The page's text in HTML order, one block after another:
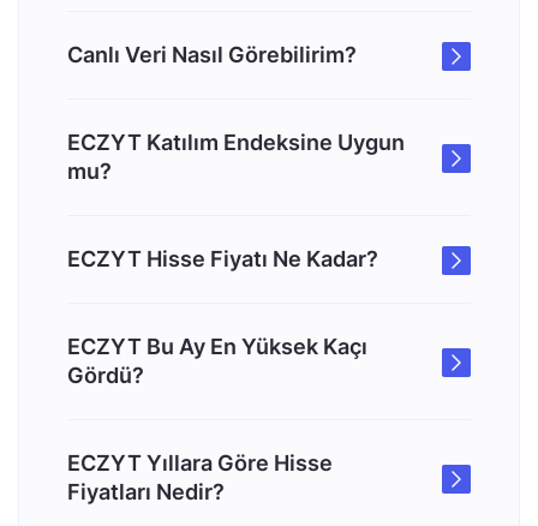
Canlı Veri Nasıl Görebilirim?
ECZYT Katılım Endeksine Uygun
mu?
ECZYT Hisse Fiyatı Ne Kadar?
ECZYT Bu Ay En Yüksek Kaçı
Gördü?
ECZYT Yıllara Göre Hisse
Fiyatları Nedir?